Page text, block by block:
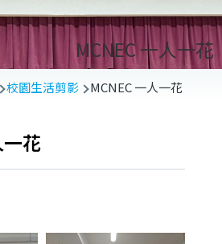
MCNEC 一人一花
校園生活剪影 MCNEC 一人一花
一花